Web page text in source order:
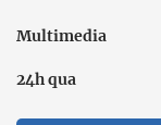
Multimedia
24h qua